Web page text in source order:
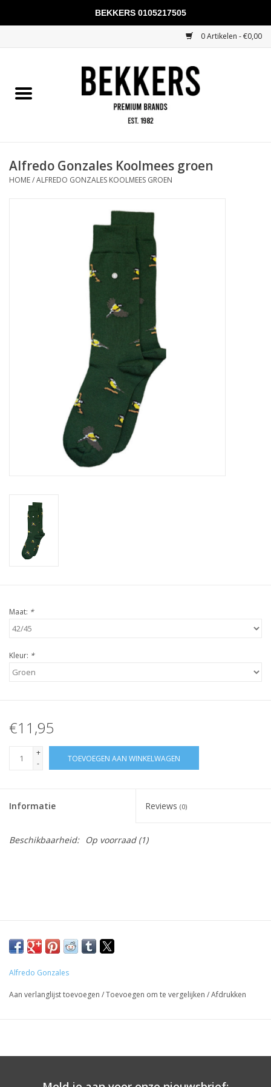
0 Artikelen - €0,00
Mannen
KADOBONNEN
Alfredo Gonzales Koolmees groen
HOME/ALFREDO GONZALES KOOLMEES GROEN
Maat: *
Kleur: *
€11,95
+
-
TOEVOEGEN AAN WINKELWAGEN
Informatie Reviews (0)
Beschikbaarheid: Op voorraad(1)
Alfredo Gonzales
Aan verlanglijst toevoegen /Toevoegen om te vergelijken /Afdrukken
BEKKERS 0105217505